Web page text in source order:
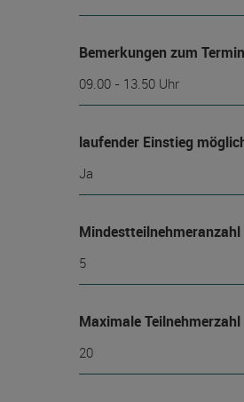
Bemerkungen zum Termin
09.00 - 13.50 Uhr
laufender Einstieg
Ja
Mindest­teilnehmer­anzahl
5
Maximale Teilnehmerzahl
20